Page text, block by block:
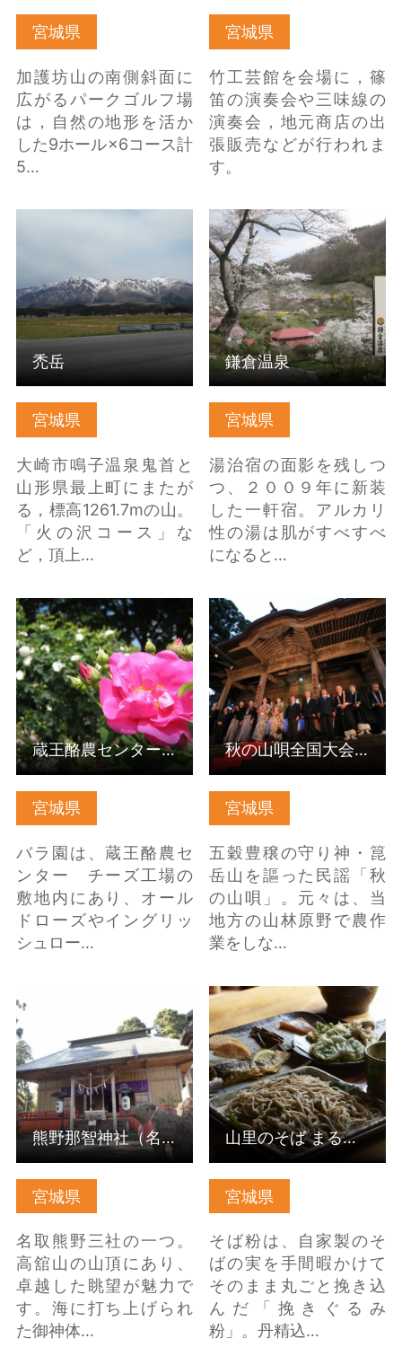
宮城県
加護坊山の南側斜面に
広がるパークゴルフ場
は，自然の地形を活か
した9ホール×6コース計
5…
宮城県
竹工芸館を会場に，篠
笛の演奏会や三味線の
演奏会，地元商店の出
張販売などが行われま
す。
宮城県
大崎市鳴子温泉鬼首と
山形県最上町にまたが
る，標高1261.7mの山。
「火の沢コース」な
ど，頂上…
禿岳 の詳細はこちら
禿岳
宮城県
湯治宿の面影を残しつ
つ、２００９年に新装
した一軒宿。アルカリ
性の湯は肌がすべすべ
になると…
鎌倉温泉 の詳細はこち
ら
鎌倉温泉
宮城県
バラ園は、蔵王酪農セ
ンター チーズ工場の
敷地内にあり、オール
ドローズやイングリッ
シュロー…
蔵王酪農センター バ
ラ園 の詳細はこちら
蔵王酪農センター バラ園
宮城県
五穀豊穣の守り神・箟
岳山を謳った民謡「秋
の山唄」。元々は、当
地方の山林原野で農作
業をしな…
秋の山唄全国大会【宮
城県涌谷町】 の詳細は
こちら
秋の山唄全国大会【宮城県涌谷町】
宮城県
名取熊野三社の一つ。
高舘山の山頂にあり、
卓越した眺望が魅力で
す。海に打ち上げられ
た御神体…
熊野那智神社（名取
市） の詳細はこちら
熊野那智神社（名取市）
宮城県
そば粉は、自家製のそ
ばの実を手間暇かけて
そのまま丸ごと挽き込
んだ「挽きぐるみ
粉」。丹精込…
山里のそば まるいち の
詳細はこちら
山里のそば まるいち